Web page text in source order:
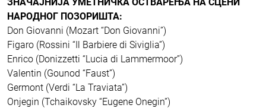
ЗНАЧАЈНИЈА УМЕТНИЧКА ОСТВАРЕЊА НА СЦЕНИ
НАРОДНОГ ПОЗОРИШТА:
Don Giovanni (Mozart “Don Giovanni”)
Figaro (Rossini “Il Barbiere di Siviglia”)
Enrico (Donizzetti “Lucia di Lammermoor”)
Valentin (Gounod “Faust”)
Germont (Verdi “La Traviata”)
Onjegin (Tchaikovsky “Eugene Onegin”)